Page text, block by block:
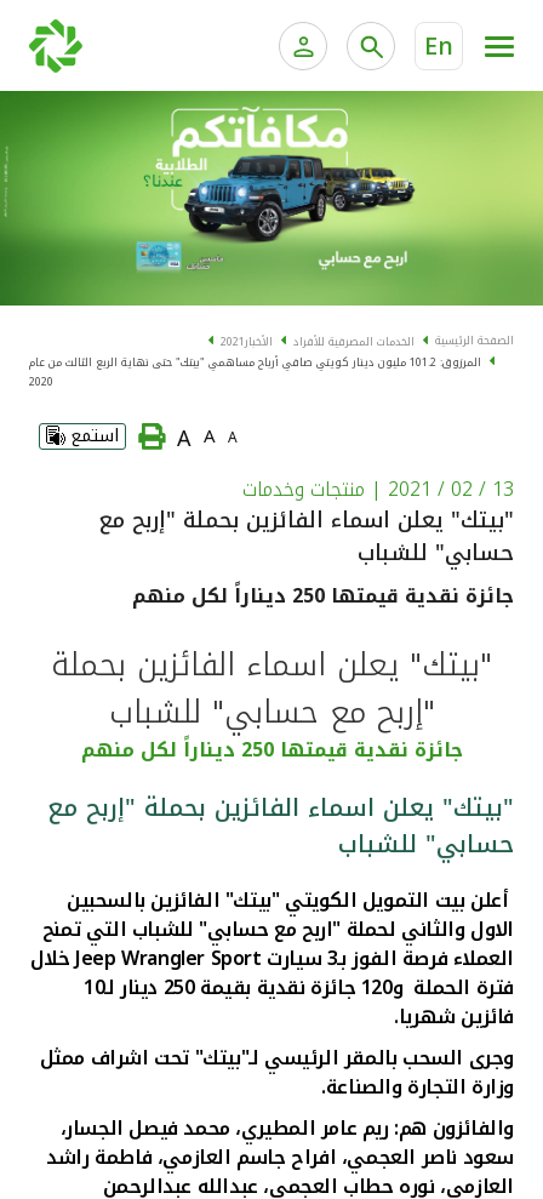
En
الخدمات المصرفية الإلكترونية للأفراد
الخدمات المصرفية الإلكترونية للشركات
خدمة "بيتك" للتداول الإلكتروني
الخدمات المصرفية للأفراد الخدمات المالية الخاصة
الحسابات المصرفية
البطاقات
"برامج العملاء"
الاستثمار
القنوات المصرفية
أدوات وخدمات
خدمات ما بعد البيع
اتصل بنا
مواقع الفروع وأجهزة الصرف الآلي
ألمانيا
ماليزيا
تركيا
مصر
الصفحة الرئيسية الخدمات المصرفية للأفراد الأخبار2021
المرزوق: 101.2 مليون دينار كويتي صافي أرباح مساهمي "بيتك" حتى نهاية الربع الثالث من عام
2020
A
A
A استمع
13 / 02 / 2021 | منتجات وخدمات
"بيتك" يعلن اسماء الفائزين بحملة "إربح مع
حسابي" للشباب
جائزة نقدية قيمتها 250 ديناراً لكل منهم
"بيتك" يعلن اسماء الفائزين بحملة
"إربح مع حسابي" للشباب
جائزة نقدية قيمتها 250 ديناراً لكل منهم
"بيتك" يعلن اسماء الفائزين بحملة "إربح مع
حسابي" للشباب
أعلن بيت التمويل الكويتي "بيتك" الفائزين بالسحبين
الاول والثاني لحملة "اربح مع حسابي" للشباب التي تمنح
العملاء فرصة الفوز بـ3 سيارت Jeep Wrangler Sportخلال
فترة الحملة و120 جائزة نقدية بقيمة 250 دينار لـ10
فائزين شهريا.
وجرى السحب بالمقر الرئيسي لـ"بيتك" تحت اشراف ممثل
وزارة التجارة والصناعة.
والفائزون هم:ريم عامر المطيري، محمد فيصل الجسار،
سعود ناصر العجمي، افراح جاسم العازمي، فاطمة راشد
العازمي، نوره حطاب العجمي، عبدالله عبدالرحمن